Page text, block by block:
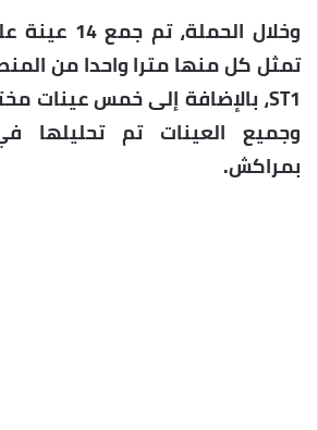
تمثل كل منها مترا واحدا من
بمراكش.